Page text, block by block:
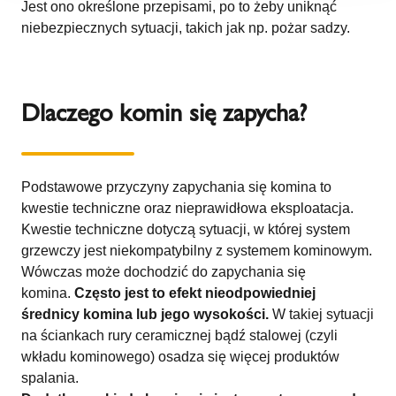
Jest ono określone przepisami, po to żeby uniknąć
niebezpiecznych sytuacji, takich jak np. pożar sadzy.
Dlaczego komin się zapycha?
Podstawowe przyczyny zapychania się komina to
kwestie techniczne oraz nieprawidłowa eksploatacja.
Kwestie techniczne dotyczą sytuacji, w której system
grzewczy jest niekompatybilny z systemem kominowym.
Wówczas może dochodzić do zapychania się
komina. Często jest to efekt nieodpowiedniej
średnicy komina lub jego wysokości. W takiej sytuacji
na ściankach rury ceramicznej bądź stalowej (czyli
wkładu kominowego) osadza się więcej produktów
spalania.